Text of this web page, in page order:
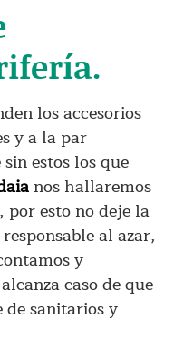
los accesorios
y a la par
estos los que
nos hallaremos
esto no deje la
al azar,
y
caso de que
sanitarios y